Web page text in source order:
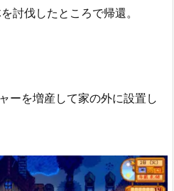
討伐したところで帰還。
ーを増産して家の外に設置し